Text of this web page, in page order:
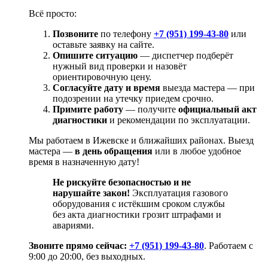
Всё просто:
Позвоните по телефону +7 (951) 199-43-80 или
оставьте заявку на сайте.
Опишите ситуацию — диспетчер подберёт
нужный вид проверки и назовёт
ориентировочную цену.
Согласуйте дату и время выезда мастера — при
подозрении на утечку приедем срочно.
Примите работу — получите официальный акт
диагностики и рекомендации по эксплуатации.
Мы работаем в Ижевске и ближайших районах. Выезд
мастера — в день обращения или в любое удобное
время в назначенную дату!
Не рискуйте безопасностью и не
нарушайте закон! Эксплуатация газового
оборудования с истёкшим сроком службы
без акта диагностики грозит штрафами и
авариями.
Звоните прямо сейчас: +7 (951) 199-43-80. Работаем с
9:00 до 20:00, без выходных.